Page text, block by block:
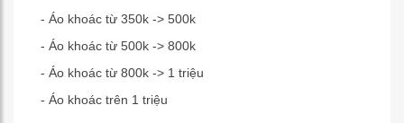
- Áo khoác từ 350k -> 500k
- Áo khoác từ 500k -> 800k
- Áo khoác từ 800k -> 1 triệu
- Áo khoác trên 1 triệu